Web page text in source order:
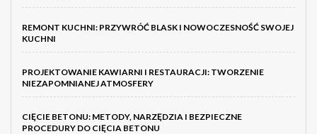
REMONT KUCHNI: PRZYWRÓĆ BLASK I NOWOCZESNOŚĆ SWOJEJ
KUCHNI
PROJEKTOWANIE KAWIARNI I RESTAURACJI: TWORZENIE
NIEZAPOMNIANEJ ATMOSFERY
CIĘCIE BETONU: METODY, NARZĘDZIA I BEZPIECZNE
PROCEDURY DO CIĘCIA BETONU